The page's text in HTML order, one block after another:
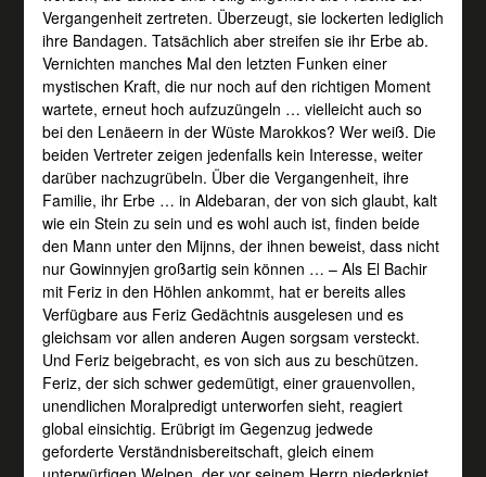
Vergangenheit zertreten. Überzeugt, sie lockerten lediglich
ihre Bandagen. Tatsächlich aber streifen sie ihr Erbe ab.
Vernichten manches Mal den letzten Funken einer
mystischen Kraft, die nur noch auf den richtigen Moment
wartete, erneut hoch aufzuzüngeln … vielleicht auch so
bei den Lenäeern in der Wüste Marokkos? Wer weiß. Die
beiden Vertreter zeigen jedenfalls kein Interesse, weiter
darüber nachzugrübeln. Über die Vergangenheit, ihre
Familie, ihr Erbe … in Aldebaran, der von sich glaubt, kalt
wie ein Stein zu sein und es wohl auch ist, finden beide
den Mann unter den Mijnns, der ihnen beweist, dass nicht
nur Gowinnyjen großartig sein können … – Als El Bachir
mit Feriz in den Höhlen ankommt, hat er bereits alles
Verfügbare aus Feriz Gedächtnis ausgelesen und es
gleichsam vor allen anderen Augen sorgsam versteckt.
Und Feriz beigebracht, es von sich aus zu beschützen.
Feriz, der sich schwer gedemütigt, einer grauenvollen,
unendlichen Moralpredigt unterworfen sieht, reagiert
global einsichtig. Erübrigt im Gegenzug jedwede
geforderte Verständnisbereitschaft, gleich einem